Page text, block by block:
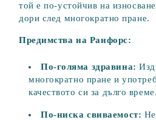
той е по-устойчив на
дори след многократно пране.
Предимства на Ранфорс:
По-голяма здравина:
многократно пране и
качеството си за дълго време.
По-ниска свиваемост: Не